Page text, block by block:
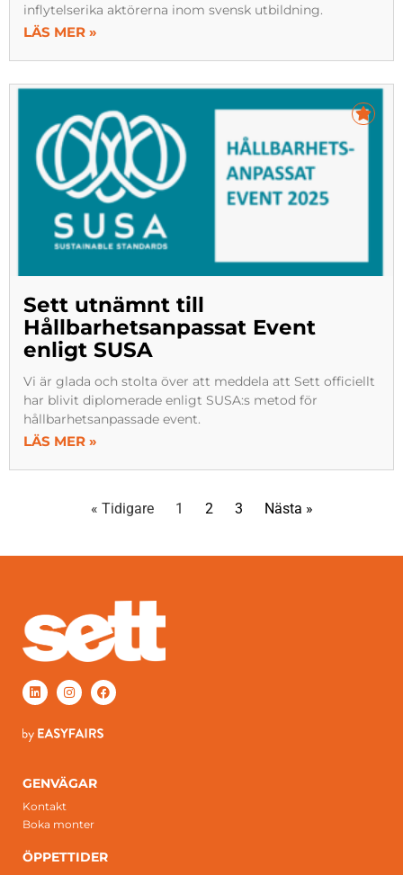
inflytelserika aktörerna inom svensk utbildning.
LÄS MER »
Sett utnämnt till
Hållbarhetsanpassat Event
enligt SUSA
Vi är glada och stolta över att meddela att Sett officiellt
har blivit diplomerade enligt SUSA:s metod för
hållbarhetsanpassade event.
LÄS MER »
« Tidigare 1 2 3 Nästa »
GENVÄGAR
Kontakt
Boka monter
ÖPPETTIDER